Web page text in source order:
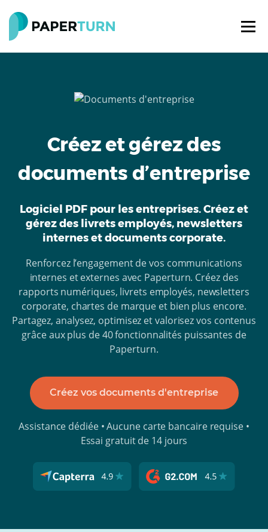
Créez et gérez des
documents d’entreprise
Logiciel PDF pour les entreprises. Créez et
gérez des livrets employés, newsletters
internes et documents corporate.
Renforcez l’engagement de vos communications
internes et externes avec Paperturn. Créez des
rapports numériques, livrets employés, newsletters
corporate, chartes de marque et bien plus encore.
Partagez, analysez, optimisez et valorisez vos contenus
grâce aux plus de 40 fonctionnalités puissantes de
Paperturn.
Créez vos documents d'entreprise
Assistance dédiée • Aucune carte bancaire requise •
Essai gratuit de 14 jours